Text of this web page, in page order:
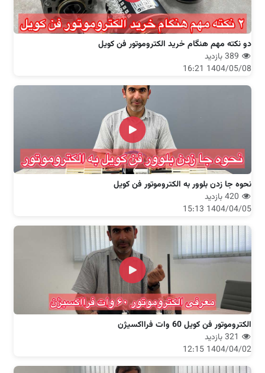
دو نکته مهم هنگام خرید الکتروموتور فن کویل
1404/05/08 16:21
نحوه جا زدن بلوور به الکتروموتور فن کویل
1404/04/05 15:13
الکتروموتور فن کویل 60 وات فرااکسیژن
1404/04/02 12:15